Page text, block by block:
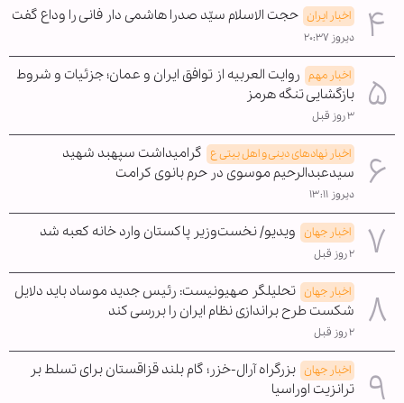
اخبار ایران حجت الاسلام سیّد صدرا هاشمی دار فانی را وداع گفت
دیروز ۲۰:۳۷
اخبار مهم روایت العربیه از توافق ایران و عمان؛ جزئیات و شروط
بازگشایی تنگه هرمز
۳ روز قبل
اخبار نهادهای دینی و اهل بیتی ع گرامیداشت سپهبد شهید
سیدعبدالرحیم موسوی در حرم بانوی کرامت
دیروز ۱۳:۱۱
اخبار جهان ویدیو/ نخست‌وزیر پاکستان وارد خانه کعبه شد
۲ روز قبل
اخبار جهان تحلیلگر صهیونیست: رئیس جدید موساد باید دلایل
شکست طرح براندازی نظام ایران را بررسی کند
۲ روز قبل
اخبار جهان بزرگراه آرال-خزر؛ گام بلند قزاقستان برای تسلط بر
ترانزیت اوراسیا